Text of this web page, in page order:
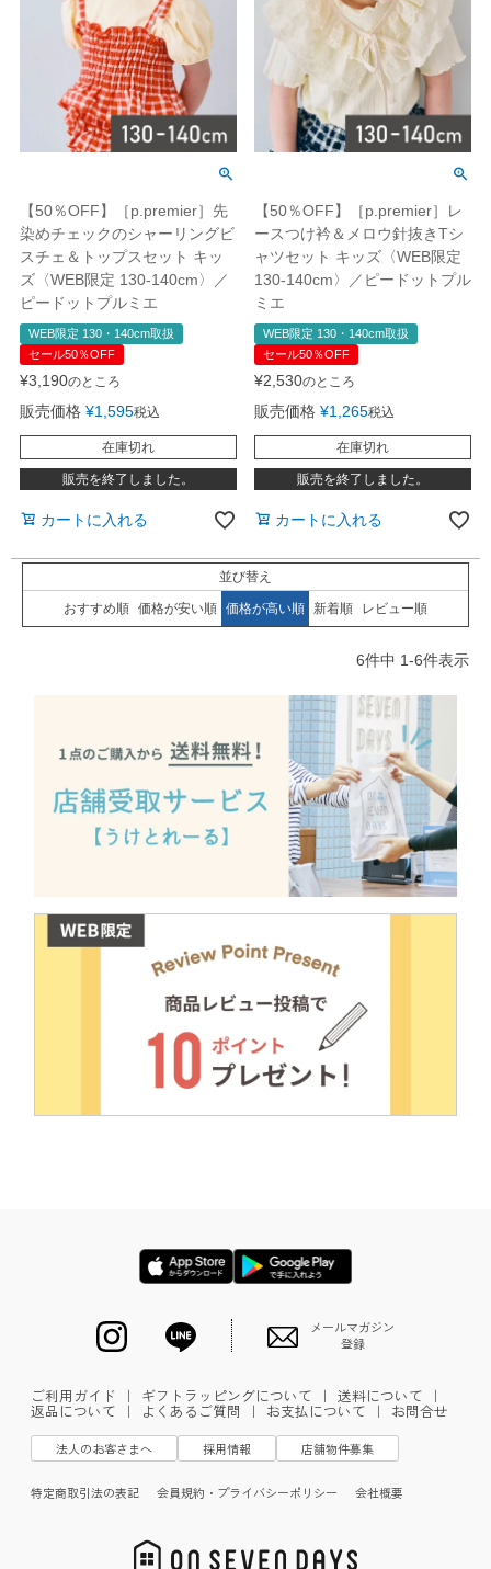
【50％OFF】［p.premier］先
染めチェックのシャーリングビ
スチェ＆トップスセット キッ
ズ〈WEB限定 130-140cm〉／
ピードットプルミエ
WEB限定 130・140cm取扱
セール50％OFF
¥3,190のところ
販売価格 ¥1,595税込
在庫切れ
販売を終了しました。
カートに入れる
【50％OFF】［p.premier］レ
ースつけ衿＆メロウ針抜きTシ
ャツセット キッズ〈WEB限定
130-140cm〉／ピードットプル
ミエ
WEB限定 130・140cm取扱
セール50％OFF
¥2,530のところ
販売価格 ¥1,265税込
在庫切れ
販売を終了しました。
カートに入れる
並び替え
おすすめ順 価格が安い順 価格が高い順 新着順 レビュー順
6件中 1-6件表示
メールマガジン
登録
ご利用ガイド ｜ ギフトラッピングについて ｜ 送料について ｜
返品について ｜ よくあるご質問 ｜ お支払について ｜ お問合せ
法人のお客さまへ 採用情報 店舗物件募集
特定商取引法の表記 会員規約・プライバシーポリシー 会社概要